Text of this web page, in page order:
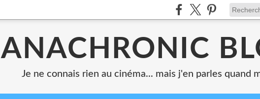
ANACHRONIC
Je ne connais rien au cinéma... mais j'en parles quand